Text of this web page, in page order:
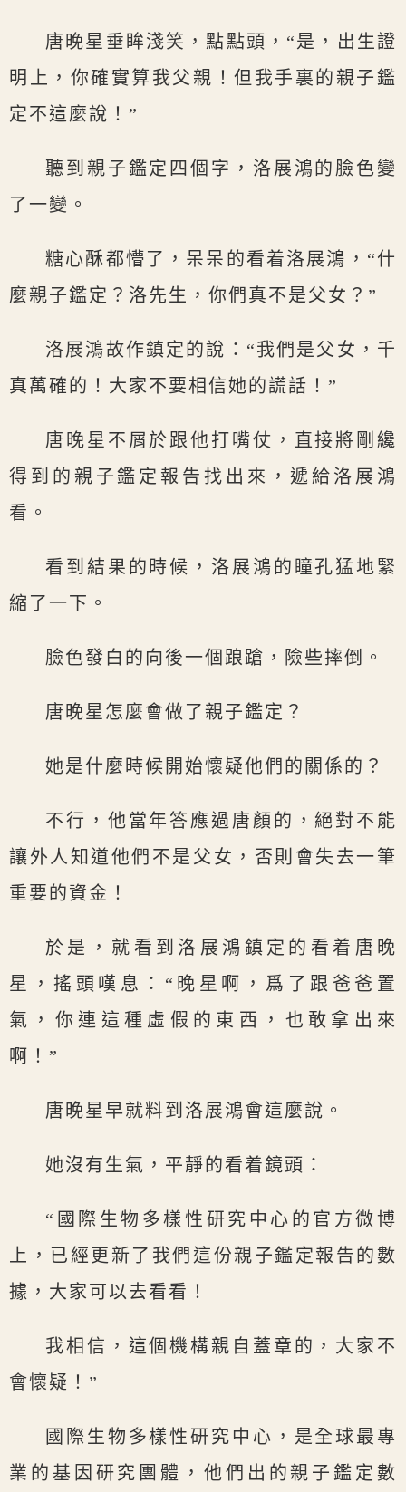
唐晚星垂眸淺笑，點點頭，“是，出生證
明上，你確實算我父親！但我手裏的親子鑑
定不這麼說！”
聽到親子鑑定四個字，洛展鴻的臉色變
了一變。
糖心酥都懵了，呆呆的看着洛展鴻，“什
麼親子鑑定？洛先生，你們真不是父女？”
洛展鴻故作鎮定的說：“我們是父女，千
真萬確的！大家不要相信她的謊話！”
唐晚星不屑於跟他打嘴仗，直接將剛纔
得到的親子鑑定報告找出來，遞給洛展鴻
看。
看到結果的時候，洛展鴻的瞳孔猛地緊
縮了一下。
臉色發白的向後一個踉蹌，險些摔倒。
唐晚星怎麼會做了親子鑑定？
她是什麼時候開始懷疑他們的關係的？
不行，他當年答應過唐顏的，絕對不能
讓外人知道他們不是父女，否則會失去一筆
重要的資金！
於是，就看到洛展鴻鎮定的看着唐晚
星，搖頭嘆息：“晚星啊，爲了跟爸爸置
氣，你連這種虛假的東西，也敢拿出來
啊！”
唐晚星早就料到洛展鴻會這麼說。
她沒有生氣，平靜的看着鏡頭：
“國際生物多樣性研究中心的官方微博
上，已經更新了我們這份親子鑑定報告的數
據，大家可以去看看！
我相信，這個機構親自蓋章的，大家不
會懷疑！”
國際生物多樣性研究中心，是全球最專
業的基因研究團體，他們出的親子鑑定數